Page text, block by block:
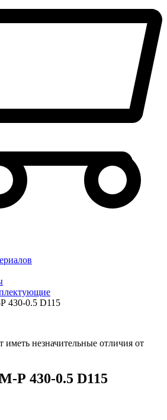
430-0.5 D115
иметь незначительные отличия от
Р 430-0.5 D115